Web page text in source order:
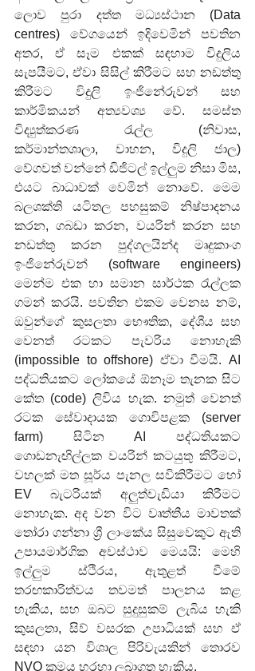
ලොව පුරා දත්ත මධ්‍යස්ථාන (Data
centres) වේගයෙන් ඉදිවෙමින් පවතින
අතර, ඒ සෑම එකක් සඳහාම විදුලිය
සැපයීමට, ඒවා සිසිල් කිරීමට සහ නඩත්තු
කිරීමට විදුලි ඉංජිනේරුවන් සහ
කාර්මිකයන් අත්‍යවශ්‍ය වේ. සමස්ත
විද්‍යුත්කරණ රැල්ල (නිවාස,
කර්මාන්තශාලා, වාහන, විදුලි ජාල)
වේගවත් වන්නේ ඩිජිටල් ඉල්ලුම නිසා මිස,
එයට බාධාවක් වෙමින් නොවේ. මෙම
බලශක්ති යටිතල පහසුකම් නිෂ්පාදනය
කරන, ගබඩා කරන, වයරින් කරන සහ
නඩත්තු කරන පුද්ගලයින්ද මෘදුකාංග
ඉංජිනේරුවන් (software engineers)
මෙන්ම එක හා සමාන සාර්ථක රැල්ලක
ගමන් කරයි. පවතින එකම වෙනස නම්,
ඔවුන්ගේ කුසලතා භෞතික, දේශීය සහ
වෙනත් රටකට පැවරිය නොහැකි
(impossible to offshore) ඒවා වීමයි. AI
පද්ධතියකට ලෝකයේ ඕනෑම තැනක සිට
කේත (code) ලිවිය හැක. නමුත් වෙනත්
රටක සේවාදායක ගොවිපළක (server
farm) සිටින AI පද්ධතියකට
ගොඩනැඟිල්ලක වයරින් කටයුතු කිරීමට,
වහලක් මත සූර්ය පැනල සවිකිරීමට හෝ
EV බැටරියක් අලුත්වැඩියා කිරීමට
නොහැක. අද වන විට වෘත්තීය මාවතක්
තෝරා ගන්නා ශ්‍රී ලාංකේය සිසුවෙකුට ඇති
උපායමාර්ගික අවස්ථාව මෙයයි: මෙහි
ඉල්ලුම ස්ථිරය, ඇතුළත් වීමේ
තරඟකාරිත්වය තවමත් පාලනය කළ
හැකිය, සහ ඔබට සුදුසුකම් ලැබිය හැකි
කුසලතා, සිව් වසරක උපාධියක් සහ ඒ
සඳහා යන විශාල පිරිවැයකින් තොරව
NVQ ක්‍රමය හරහා ලබාගත හැකිය.